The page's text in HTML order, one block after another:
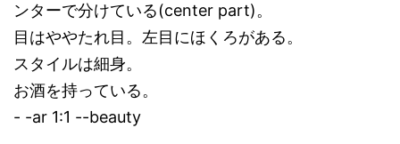
ンターで分けている(center part)。
目はややたれ目。左目にほくろがある。
スタイルは細身。
お酒を持っている。
- -ar 1:1 --beauty